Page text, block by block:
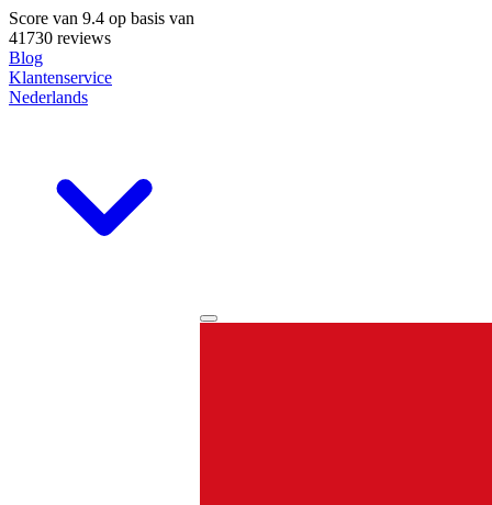
Score van 9.4 op basis van
41730 reviews
Blog
Klantenservice
Nederlands